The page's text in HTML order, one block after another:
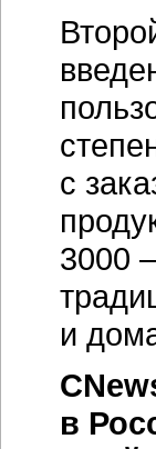
с
3000
и
в